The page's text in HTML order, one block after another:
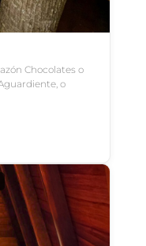
Chocolates o
o